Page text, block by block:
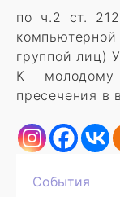
по ч.2 ст.
группой лиц)
К молодому
пресечения в
События